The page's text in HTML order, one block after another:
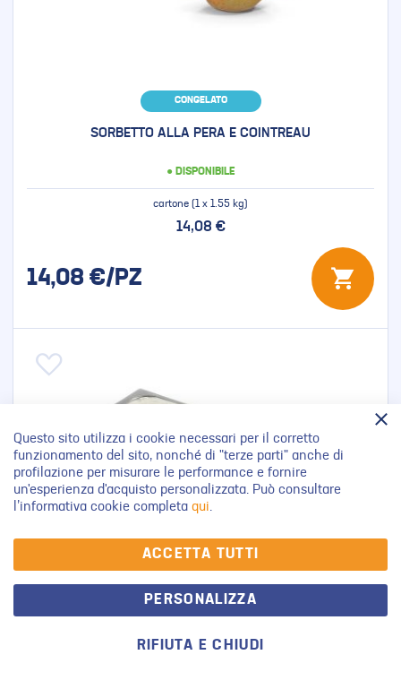
CONGELATO
SORBETTO ALLA PERA E COINTREAU
● DISPONIBILE
cartone (1 x 1.55 kg)
14,08 €
14,08 €/PZ
Questo sito utilizza i cookie necessari per il corretto
funzionamento del sito, nonché di "terze parti" anche di
profilazione per misurare le performance e fornire
un'esperienza d'acquisto personalizzata. Può consultare
l’informativa cookie completa qui.
ACCETTA TUTTI
PERSONALIZZA
RIFIUTA E CHIUDI